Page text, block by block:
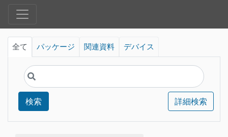
全て パッケージ 関連資料 デバイス
検索 詳細検索